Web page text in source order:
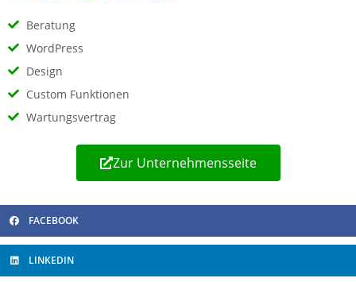
Beratung
WordPress
Design
Custom Funktionen
Wartungsvertrag
Zur Unternehmensseite
FACEBOOK
LINKEDIN